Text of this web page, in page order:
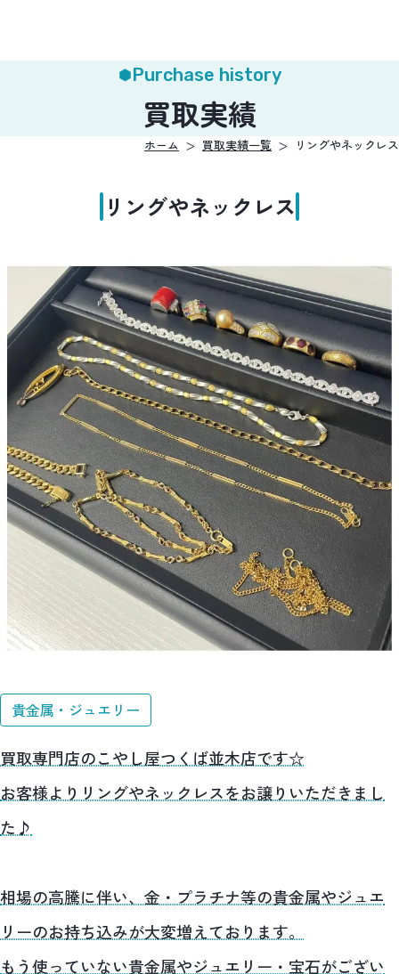
Purchase history
買取実績
ホーム 買取実績一覧 リングやネックレス
リングやネックレス
貴金属・ジュエリー
買取専門店のこやし屋つくば並木店です☆
お客様よりリングやネックレスをお譲りいただきまし
た♪
相場の高騰に伴い、金・プラチナ等の貴金属やジュエ
リーのお持ち込みが大変増えております。
もう使っていない貴金属やジュエリー・宝石がござい